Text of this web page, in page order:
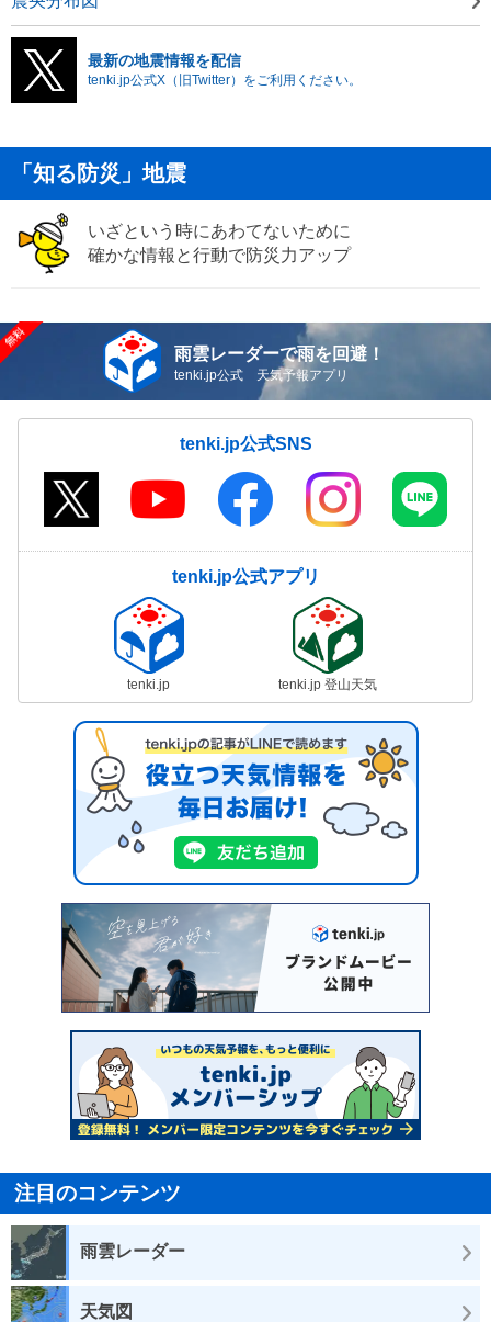
最新の地震情報を配信
tenki.jp公式X（旧Twitter）をご利用ください。
「知る防災」地震
いざという時にあわてないために
確かな情報と行動で防災力アップ
雨雲レーダーで雨を回避！
tenki.jp公式 天気予報アプリ
tenki.jp公式SNS
tenki.jp公式アプリ
tenki.jp tenki.jp 登山天気
注目のコンテンツ
雨雲レーダー
天気図